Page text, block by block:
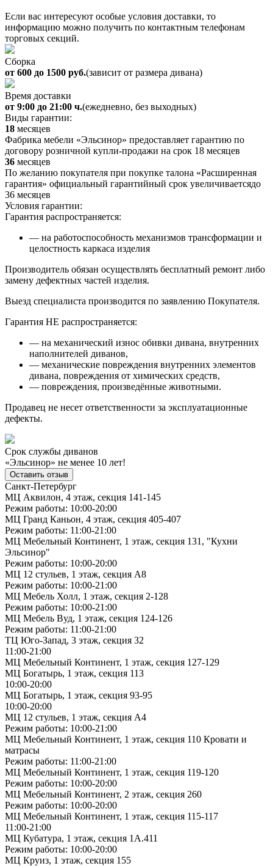
Если вас интересуют особые условия доставки, то
информацию можно получить по контактным телефонам
торговых секций.
Сборка
от 600 до 1500 руб.(зависит от размера дивана)
Время доставки
от 9:00 до 21:00 ч.(ежедневно, без выходных)
Виды гарантии:
18 месяцев
Фабрика мебели «Эльсинор» предоставляет гарантию по
договору розничной купли-продажи на срок 18 месяцев
36 месяцев
По желанию покупателя при покупке талона «Расширенная
гарантия» официальный гарантийный срок увеличиваетсядо
36 месяцев
Условия гарантии:
Гарантия распространяется:
— на работоспособность механизмов трансформации и
целостность каркаса изделия
Производитель обязан осуществлять бесплатный ремонт либо
замену дефектных частей изделия.
Выезд специалиста производится по заявлению Покупателя.
Гарантия НЕ распространяется:
— на механический износ обивки дивана, внутренних
наполнителей диванов,
— механические повреждения внутренних элементов
дивана, повреждения от химических средств,
— повреждения, произведённые животными.
Продавец не несет ответственности за эксплуатационные
дефекты.
Срок службы диванов
«Эльсинор» не менее 10 лет!
Оставить отзыв
Санкт-Петербург
МЦ Аквилон, 4 этаж, секция 141-145
Режим работы: 10:00-20:00
МЦ Гранд Каньон, 4 этаж, секция 405-407
Режим работы: 11:00-21:00
МЦ Мебельный Континент, 1 этаж, секция 131, "Кухни
Эльсинор"
Режим работы: 10:00-20:00
МЦ 12 стульев, 1 этаж, секция А8
Режим работы: 10:00-21:00
МЦ Мебель Холл, 1 этаж, секция 2-128
Режим работы: 10:00-21:00
МЦ Мебель Вуд, 1 этаж, секция 124-126
Режим работы: 11:00-21:00
ТЦ Юго-Запад, 3 этаж, секция 32
11:00-21:00
МЦ Мебельный Континент, 1 этаж, секция 127-129
МЦ Богатырь, 1 этаж, секция 113
10:00-20:00
МЦ Богатырь, 1 этаж, секция 93-95
10:00-20:00
МЦ 12 стульев, 1 этаж, секция А4
Режим работы: 10:00-21:00
МЦ Мебельный Континент, 1 этаж, секция 110 Кровати и
матрасы
Режим работы: 11:00-21:00
МЦ Мебельный Континент, 1 этаж, секция 119-120
Режим работы: 10:00-20:00
МЦ Мебельный Континент, 2 этаж, секция 260
Режим работы: 10:00-20:00
МЦ Мебельный Континент, 1 этаж, секция 115-117
11:00-21:00
МЦ Кубатура, 1 этаж, секция 1А.411
Режим работы: 10:00-20:00
МЦ Круиз, 1 этаж, секция 155